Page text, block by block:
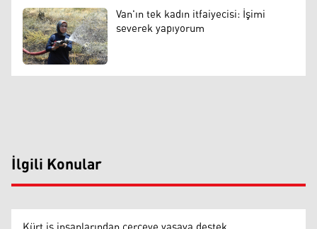
Van'ın tek kadın itfaiyecisi: İşimi
severek yapıyorum
İlgili Konular